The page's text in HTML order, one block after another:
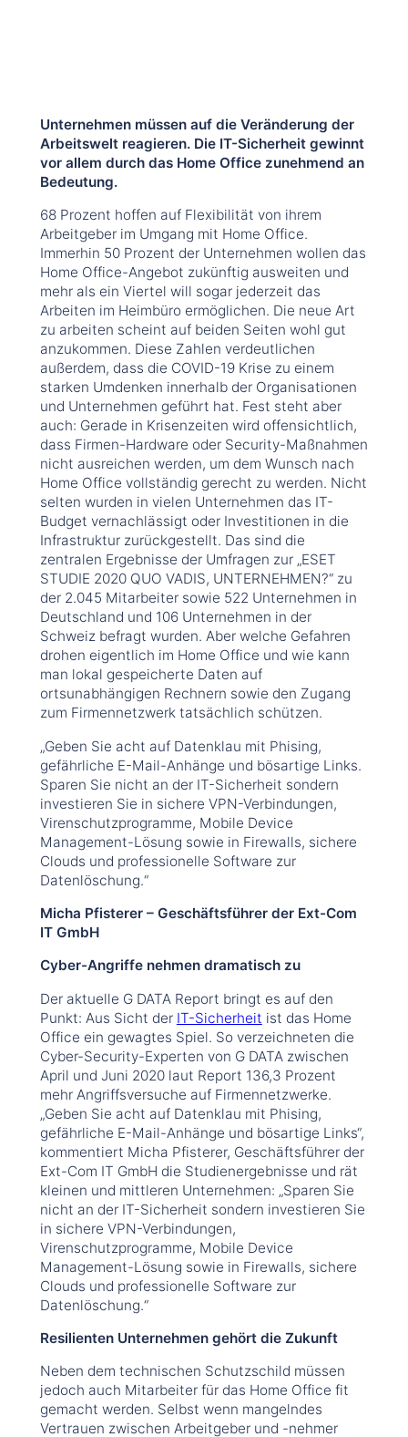
Unternehmen müssen auf die Veränderung der
Arbeitswelt reagieren. Die IT-Sicherheit gewinnt
vor allem durch das Home Office zunehmend an
Bedeutung.
68 Prozent hoffen auf Flexibilität von ihrem
Arbeitgeber im Umgang mit Home Office.
Immerhin 50 Prozent der Unternehmen wollen das
Home Office-Angebot zukünftig ausweiten und
mehr als ein Viertel will sogar jederzeit das
Arbeiten im Heimbüro ermöglichen. Die neue Art
zu arbeiten scheint auf beiden Seiten wohl gut
anzukommen. Diese Zahlen verdeutlichen
außerdem, dass die COVID-19 Krise zu einem
starken Umdenken innerhalb der Organisationen
und Unternehmen geführt hat. Fest steht aber
auch: Gerade in Krisenzeiten wird offensichtlich,
dass Firmen-Hardware oder Security-Maßnahmen
nicht ausreichen werden, um dem Wunsch nach
Home Office vollständig gerecht zu werden. Nicht
selten wurden in vielen Unternehmen das IT-
Budget vernachlässigt oder Investitionen in die
Infrastruktur zurückgestellt. Das sind die
zentralen Ergebnisse der Umfragen zur „ESET
STUDIE 2020 QUO VADIS, UNTERNEHMEN?“ zu
der 2.045 Mitarbeiter sowie 522 Unternehmen in
Deutschland und 106 Unternehmen in der
Schweiz befragt wurden. Aber welche Gefahren
drohen eigentlich im Home Office und wie kann
man lokal gespeicherte Daten auf
ortsunabhängigen Rechnern sowie den Zugang
zum Firmennetzwerk tatsächlich schützen.
„Geben Sie acht auf Datenklau mit Phising,
gefährliche E-Mail-Anhänge und bösartige Links.
Sparen Sie nicht an der IT-Sicherheit sondern
investieren Sie in sichere VPN-Verbindungen,
Virenschutzprogramme, Mobile Device
Management-Lösung sowie in Firewalls, sichere
Clouds und professionelle Software zur
Datenlöschung.“
Micha Pfisterer – Geschäftsführer der Ext-Com
IT GmbH
Cyber-Angriffe nehmen dramatisch zu
Der aktuelle G DATA Report bringt es auf den
Punkt: Aus Sicht der IT-Sicherheit ist das Home
Office ein gewagtes Spiel. So verzeichneten die
Cyber-Security-Experten von G DATA zwischen
April und Juni 2020 laut Report 136,3 Prozent
mehr Angriffsversuche auf Firmennetzwerke.
„Geben Sie acht auf Datenklau mit Phising,
gefährliche E-Mail-Anhänge und bösartige Links“,
kommentiert Micha Pfisterer, Geschäftsführer der
Ext-Com IT GmbH die Studienergebnisse und rät
kleinen und mittleren Unternehmen: „Sparen Sie
nicht an der IT-Sicherheit sondern investieren Sie
in sichere VPN-Verbindungen,
Virenschutzprogramme, Mobile Device
Management-Lösung sowie in Firewalls, sichere
Clouds und professionelle Software zur
Datenlöschung.“
Resilienten Unternehmen gehört die Zukunft
Neben dem technischen Schutzschild müssen
jedoch auch Mitarbeiter für das Home Office fit
gemacht werden. Selbst wenn mangelndes
Vertrauen zwischen Arbeitgeber und -nehmer